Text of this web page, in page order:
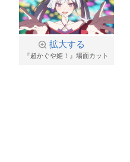
拡大する
『超かぐや姫！』場面カット